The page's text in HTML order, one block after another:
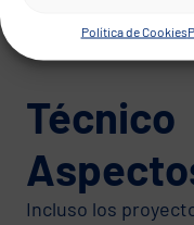
Política de Cookies
Técnico
Incluso los